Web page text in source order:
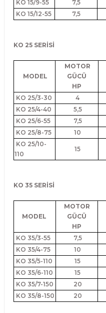
KO 15/9-55 7,5
KO 15/12-55
7,5
KO 25 SERİSİ
MODEL
MOTOR
GÜCÜ
HP
KO 25/3-30 4
KO 25/4-40
5,5
KO 25/6-55
7,5
KO 25/8-75
10
KO 25/10-
110
15
KO 35 SERİSİ
MODEL
MOTOR
GÜCÜ
HP
KO 35/3-55 7,5
KO 35/4-75
10
KO 35/5-110
15
KO 35/6-110
15
KO 35/7-150
20
KO 35/8-150
20